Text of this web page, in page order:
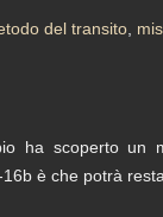
del transito
ha scoperto
16b è che potrà